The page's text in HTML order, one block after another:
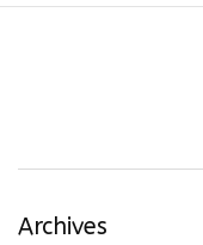
Archives